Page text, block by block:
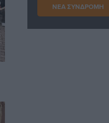
ΝΕΑ ΣΥΝΔΡΟΜΗ